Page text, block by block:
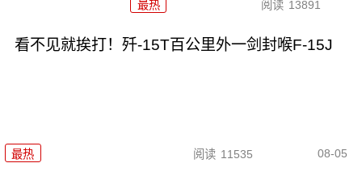
最热 阅读 13891
看不见就挨打！歼-15T百公里外一剑封喉F-15J
最热 阅读 11535 08-05